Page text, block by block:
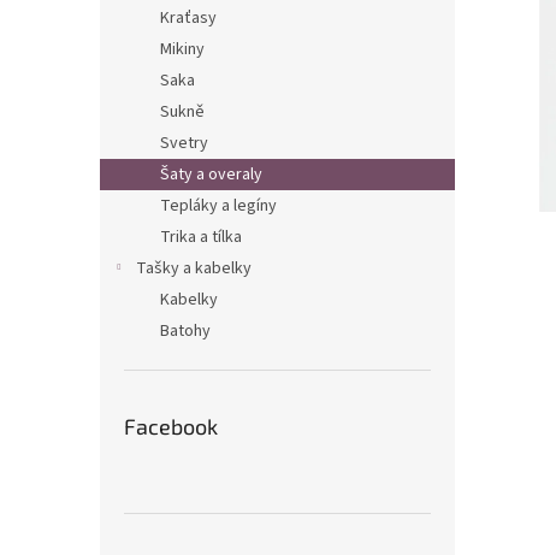
Kraťasy
Mikiny
Saka
Sukně
Svetry
Šaty a overaly
Tepláky a legíny
Trika a tílka
Tašky a kabelky
Kabelky
Batohy
Facebook